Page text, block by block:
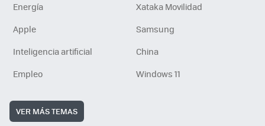
Energía
Xataka Movilidad
Apple
Samsung
Inteligencia artificial
China
Empleo
Windows 11
VER MÁS TEMAS